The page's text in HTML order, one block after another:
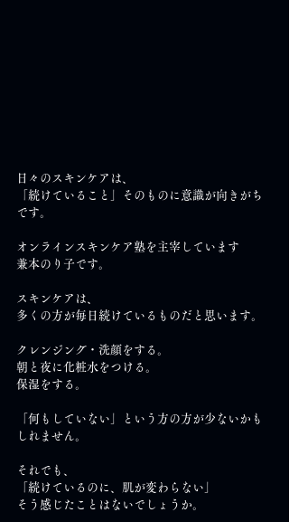
日々のスキンケアは、
「続けていること」そのものに意識が向きがち
です。
オンラインスキンケア塾を主宰しています
兼本のり子です。
スキンケアは、
多くの方が毎日続けているものだと思います。
クレンジング・洗顔をする。
朝と夜に化粧水をつける。
保湿をする。
「何もしていない」という方の方が少ないかも
しれません。
それでも、
「続けているのに、肌が変わらない」
そう感じたことはないでしょうか。